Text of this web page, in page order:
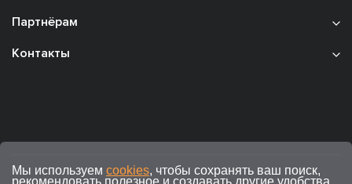
Партнёрам
Контакты
Мы используем cookies, чтобы сохранять ваш поиск,
рекомендовать полезное и создавать другие удобства